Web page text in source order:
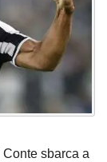
Conte sbarca a